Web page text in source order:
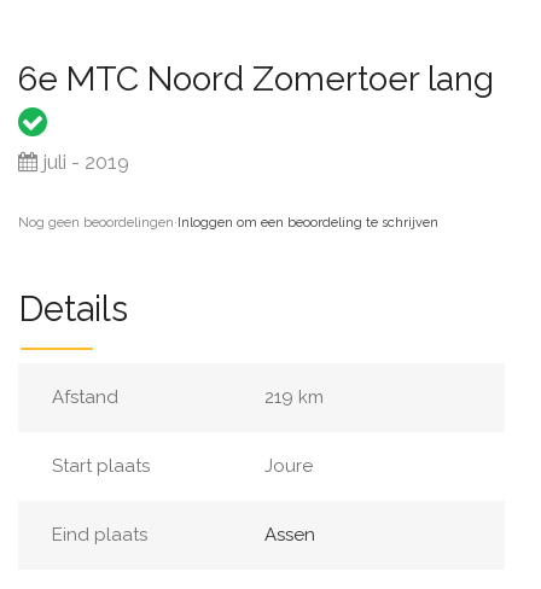
6e MTC Noord Zomertoer lang
juli - 2019
Nog geen beoordelingen·Inloggen om een beoordeling te schrijven
Details
Afstand 219 km
Start plaats Joure
Eind plaats Assen